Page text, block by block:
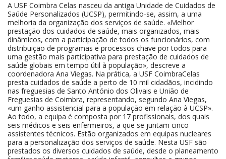
A USF Coimbra Celas nasceu da antiga Unidade de Cuidados de
Saúde Personalizados (UCSP), permitindo-se, assim, a uma
melhoria da organização dos serviços de saúde. «Melhor
prestação dos cuidados de saúde, mais organizados, mais
dinâmicos, com a participação de todos os funcionários, com
distribuição de programas e processos chave por todos para
uma gestão mais participativa para prestação de cuidados de
saúde globais em tempo útil à população», descreve a
coordenadora Ana Viegas. Na prática, a USF CoimbraCelas
presta cuidados de saúde a perto de 10 mil cidadãos, incidindo
nas freguesias de Santo António dos Olivais e União de
Freguesias de Coimbra, representando, segundo Ana Viegas,
«um ganho assistencial para a população em relação à UCSP».
Ao todo, a equipa é composta por 17 profissionais, dos quais
seis médicos e seis enfermeiros, a que se juntam cinco
assistentes técnicos. Estão organizados em equipas nucleares
para a personalização dos serviços de saúde. Nesta USF são
prestados os diversos cuidados de saúde, desde o planeamento